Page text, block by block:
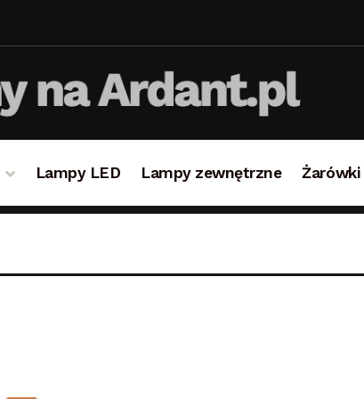
Lampy LED Lampy zewnętrzne Żarówki